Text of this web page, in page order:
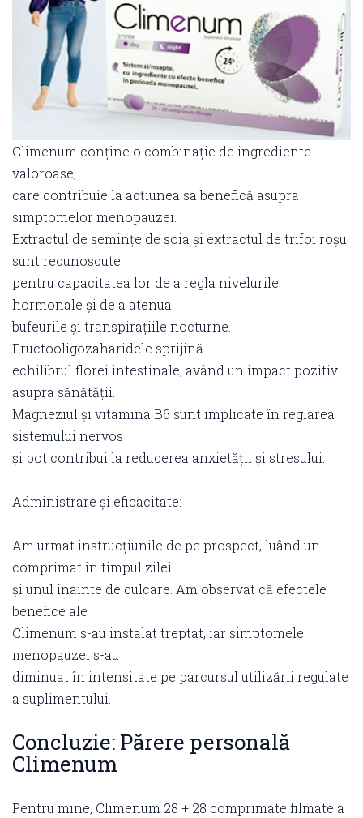
Climenum conține o combinație de ingrediente
valoroase,
care contribuie la acțiunea sa benefică asupra
simptomelor menopauzei.
Extractul de semințe de soia și extractul de trifoi roșu
sunt recunoscute
pentru capacitatea lor de a regla nivelurile
hormonale și de a atenua
bufeurile și transpirațiile nocturne.
Fructooligozaharidele sprijină
echilibrul florei intestinale, având un impact pozitiv
asupra sănătății.
Magneziul și vitamina B6 sunt implicate în reglarea
sistemului nervos
și pot contribui la reducerea anxietății și stresului.
Administrare și eficacitate:
Am urmat instrucțiunile de pe prospect, luând un
comprimat în timpul zilei
și unul înainte de culcare. Am observat că efectele
benefice ale
Climenum s-au instalat treptat, iar simptomele
menopauzei s-au
diminuat în intensitate pe parcursul utilizării regulate
a suplimentului.
Concluzie: Părere personală
Climenum
Pentru mine, Climenum 28 + 28 comprimate filmate a